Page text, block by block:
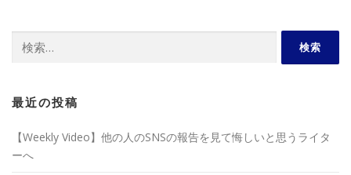
索:
最近の投稿
【Weekly Video】他の人のSNSの報告を見て悔しいと思うライタ
ーへ